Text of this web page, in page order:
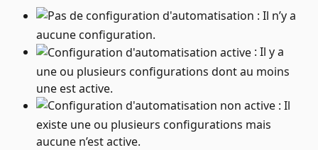
: Il n’y a
aucune configuration.
: Il y a
une ou plusieurs configurations dont au moins
une est active.
: Il
existe une ou plusieurs configurations mais
aucune n’est active.